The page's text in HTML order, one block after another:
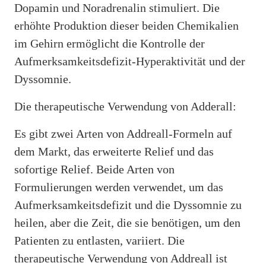
Dopamin und Noradrenalin stimuliert. Die
erhöhte Produktion dieser beiden Chemikalien
im Gehirn ermöglicht die Kontrolle der
Aufmerksamkeitsdefizit-Hyperaktivität und der
Dyssomnie.
Die therapeutische Verwendung von Adderall:
Es gibt zwei Arten von Addreall-Formeln auf
dem Markt, das erweiterte Relief und das
sofortige Relief. Beide Arten von
Formulierungen werden verwendet, um das
Aufmerksamkeitsdefizit und die Dyssomnie zu
heilen, aber die Zeit, die sie benötigen, um den
Patienten zu entlasten, variiert. Die
therapeutische Verwendung von Addreall ist